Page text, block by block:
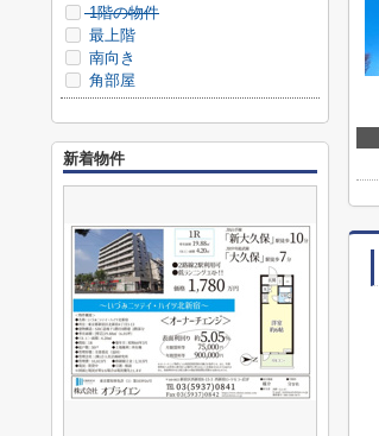
1階の物件
最上階
南向き
角部屋
新着物件